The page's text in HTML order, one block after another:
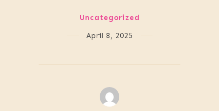
Uncategorized
April 8, 2025